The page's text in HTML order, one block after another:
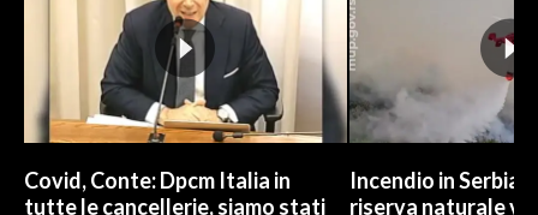
Covid, Conte: Dpcm Italia in
tutte le cancellerie, siamo stati
Incendio in Serbia,
riserva naturale